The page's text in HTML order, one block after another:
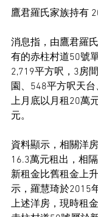
鷹君羅氏家族持有
消息指，由鷹君羅
有的赤柱村道50號
2,719平方呎，3房
園、548平方呎天台
上月底以月租20萬
元。
資料顯示，相關洋
16.3萬元租出，相
新租金比舊租金上
示，羅慧琦於2015
上述洋房，現時租